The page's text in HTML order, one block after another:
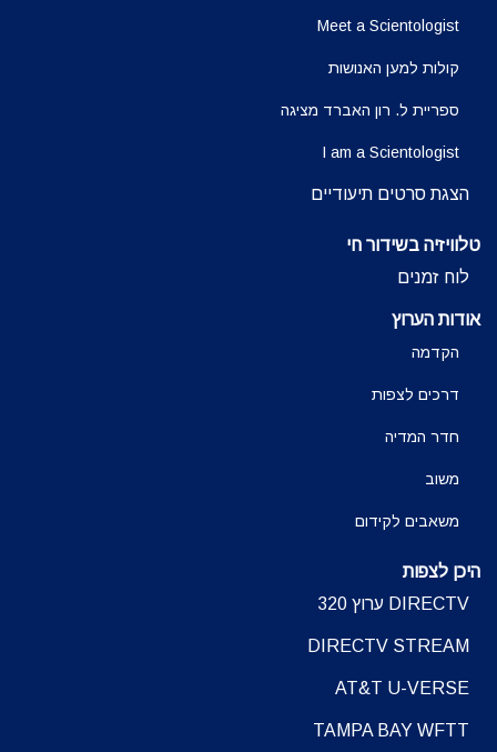
Meet a Scientologist
קולות למען האנושות
ספריית ל. רון האברד מציגה
I am a Scientologist
הצגת סרטים תיעודיים
טלוויזיה בשידור חי
לוח זמנים
אודות הערוץ
הקדמה
דרכים לצפות
חדר המדיה
משוב
משאבים לקידום
היכן לצפות
DIRECTV ערוץ 320
DIRECTV STREAM
AT&T U-VERSE
TAMPA BAY WFTT